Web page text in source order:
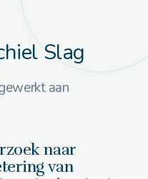
Slag
aan
naar
van